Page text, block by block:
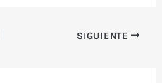
SIGUIENTE